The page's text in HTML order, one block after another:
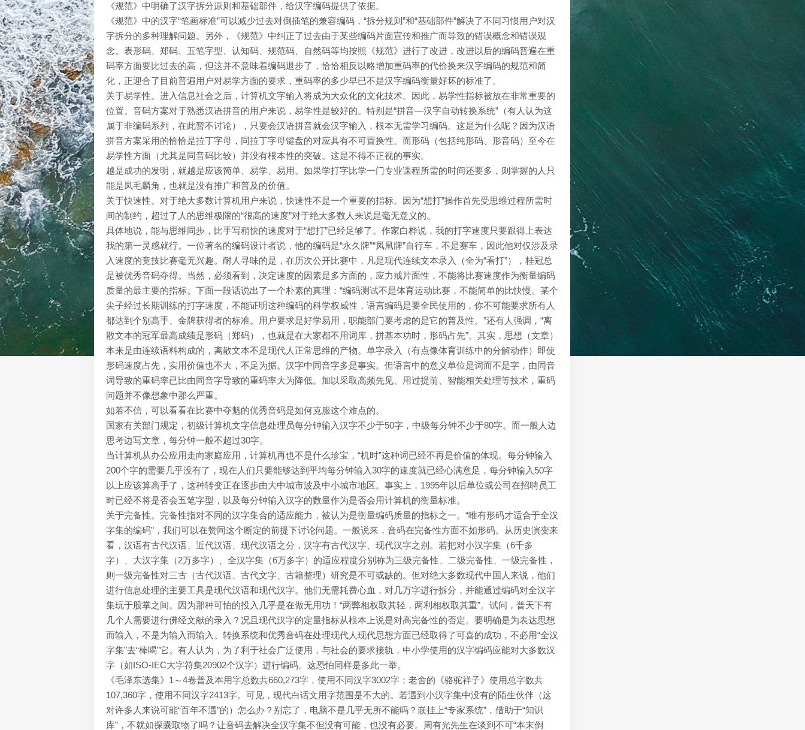
《规范》中明确了汉字拆分原则和基础部件，给汉字编码提供了依据。
《规范》中的汉字“笔画标准”可以减少过去对倒插笔的兼容编码，“拆分规则”和“基础部件”解决了不同习惯用户对汉
字拆分的多种理解问题。另外，《规范》中纠正了过去由于某些编码片面宣传和推广而导致的错误概念和错误观
念。表形码、郑码、五笔字型、认知码、规范码、自然码等均按照《规范》进行了改进，改进以后的编码普遍在重
码率方面要比过去的高，但这并不意味着编码退步了，恰恰相反以略增加重码率的代价换来汉字编码的规范和简
化，正迎合了目前普遍用户对易学方面的要求，重码率的多少早已不是汉字编码衡量好坏的标准了。
关于易学性。进入信息社会之后，计算机文字输入将成为大众化的文化技术。因此，易学性指标被放在非常重要的
位置。音码方案对于熟悉汉语拼音的用户来说，易学性是较好的。特别是“拼音—汉字自动转换系统”（有人认为这
属于非编码系列，在此暂不讨论），只要会汉语拼音就会汉字输入，根本无需学习编码。这是为什么呢？因为汉语
拼音方案采用的恰恰是拉丁字母，同拉丁字母键盘的对应具有不可置换性。而形码（包括纯形码、形音码）至今在
易学性方面（尤其是同音码比较）并没有根本性的突破。这是不得不正视的事实。
越是成功的发明，就越是应该简单、易学、易用。如果学打字比学一门专业课程所需的时间还要多，则掌握的人只
能是凤毛麟角，也就是没有推广和普及的价值。
关于快速性。对于绝大多数计算机用户来说，快速性不是一个重要的指标。因为“想打”操作首先受思维过程所需时
间的制约，超过了人的思维极限的“很高的速度”对于绝大多数人来说是毫无意义的。
具体地说，能与思维同步，比手写稍快的速度对于“想打”已经足够了。作家白桦说，我的打字速度只要跟得上表达
我的第一灵感就行。一位著名的编码设计者说，他的编码是“永久牌”“凤凰牌”自行车，不是赛车，因此他对仅涉及录
入速度的竞技比赛毫无兴趣。耐人寻味的是，在历次公开比赛中，凡是现代连续文本录入（全为“看打”），桂冠总
是被优秀音码夺得。当然，必须看到，决定速度的因素是多方面的，应力戒片面性，不能将比赛速度作为衡量编码
质量的最主要的指标。下面一段话说出了一个朴素的真理：“编码测试不是体育运动比赛，不能简单的比快慢。某个
尖子经过长期训练的打字速度，不能证明这种编码的科学权威性，语言编码是要全民使用的，你不可能要求所有人
都达到个别高手、金牌获得者的标准。用户要求是好学易用，职能部门要考虑的是它的普及性。”还有人强调，“离
散文本的冠军最高成绩是形码（郑码），也就是在大家都不用词库，拼基本功时，形码占先”。其实，思想（文章）
本来是由连续语料构成的，离散文本不是现代人正常思维的产物。单字录入（有点像体育训练中的分解动作）即使
形码速度占先，实用价值也不大，不足为据。汉字中同音字多是事实。但语言中的意义单位是词而不是字，由同音
词导致的重码率已比由同音字导致的重码率大为降低。加以采取高频先见、用过提前、智能相关处理等技术，重码
问题并不像想象中那么严重。
如若不信，可以看看在比赛中夺魁的优秀音码是如何克服这个难点的。
国家有关部门规定，初级计算机文字信息处理员每分钟输入汉字不少于50字，中级每分钟不少于80字。而一般人边
思考边写文章，每分钟一般不超过30字。
当计算机从办公应用走向家庭应用，计算机再也不是什么珍宝，“机时”这种词已经不再是价值的体现。每分钟输入
200个字的需要几乎没有了，现在人们只要能够达到平均每分钟输入30字的速度就已经心满意足，每分钟输入50字
以上应该算高手了，这种转变正在逐步由大中城市波及中小城市地区。事实上，1995年以后单位或公司在招聘员工
时已经不将是否会五笔字型，以及每分钟输入汉字的数量作为是否会用计算机的衡量标准。
关于完备性。完备性指对不同的汉字集合的适应能力，被认为是衡量编码质量的指标之一。“唯有形码才适合于全汉
字集的编码”，我们可以在赞同这个断定的前提下讨论问题。一般说来，音码在完备性方面不如形码。从历史演变来
看，汉语有古代汉语、近代汉语、现代汉语之分，汉字有古代汉字、现代汉字之别。若把对小汉字集（6千多
字）、大汉字集（2万多字）、全汉字集（6万多字）的适应程度分别称为三级完备性、二级完备性、一级完备性，
则一级完备性对三古（古代汉语、古代文字、古籍整理）研究是不可或缺的。但对绝大多数现代中国人来说，他们
进行信息处理的主要工具是现代汉语和现代汉字。他们无需耗费心血，对几万字进行拆分，并能通过编码对全汉字
集玩于股掌之间。因为那种可怕的投入几乎是在做无用功！“两弊相权取其轻，两利相权取其重”。试问，普天下有
几个人需要进行佛经文献的录入？况且现代汉字的定量指标从根本上说是对高完备性的否定。要明确是为表达思想
而输入，不是为输入而输入。转换系统和优秀音码在处理现代人现代思想方面已经取得了可喜的成功，不必用“全汉
字集”去“棒喝”它。有人认为，为了利于社会广泛使用，与社会的要求接轨，中小学使用的汉字编码应能对大多数汉
字（如ISO-IEC大字符集20902个汉字）进行编码。这恐怕同样是多此一举。
《毛泽东选集》1～4卷普及本用字总数共660,273字，使用不同汉字3002字；老舍的《骆驼祥子》使用总字数共
107,360字，使用不同汉字2413字。可见，现代白话文用字范围是不大的。若遇到小汉字集中没有的陌生伙伴（这
对许多人来说可能“百年不遇”的）怎么办？别忘了，电脑不是几乎无所不能吗？嵌挂上“专家系统”，借助于“知识
库”，不就如探囊取物了吗？让音码去解决全汉字集不但没有可能，也没有必要。周有光先生在谈到不可“本末倒